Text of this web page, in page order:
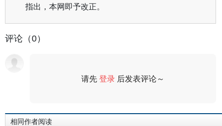
指出，本网即予改正。
评论（0）
请先登录 后发表评论～
相同作者阅读